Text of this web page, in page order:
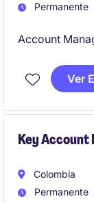
Permanente
Account
Ver
Key
Colombia
Permanente